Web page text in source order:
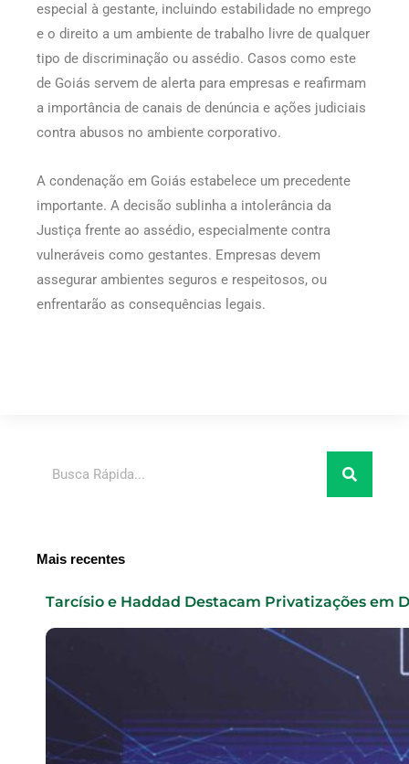
especial à gestante, incluindo estabilidade no emprego
e o direito a um ambiente de trabalho livre de qualquer
tipo de discriminação ou assédio. Casos como este
de Goiás servem de alerta para empresas e reafirmam
a importância de canais de denúncia e ações judiciais
contra abusos no ambiente corporativo.
A condenação em Goiás estabelece um precedente
importante. A decisão sublinha a intolerância da
Justiça frente ao assédio, especialmente contra
vulneráveis como gestantes. Empresas devem
assegurar ambientes seguros e respeitosos, ou
enfrentarão as consequências legais.
Mais recentes
Tarcísio e Haddad Destacam Privatizações em